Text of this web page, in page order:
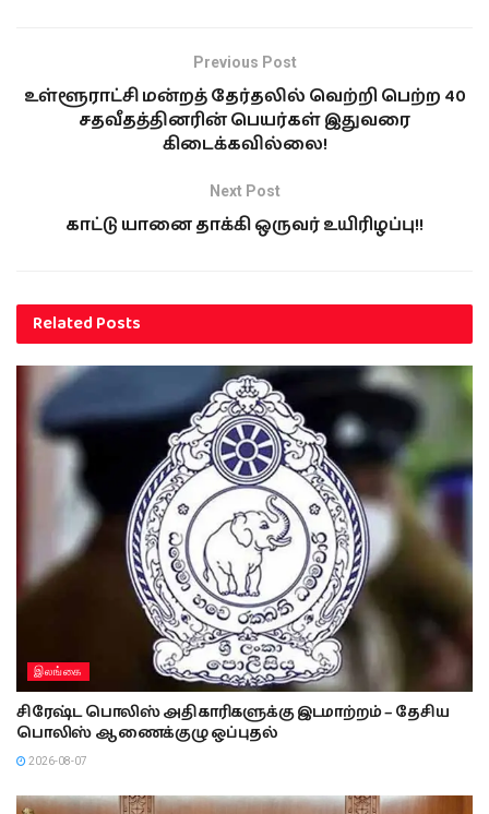
Previous Post
உள்ளூராட்சி மன்றத் தேர்தலில் வெற்றி பெற்ற 40
சதவீதத்தினரின் பெயர்கள் இதுவரை
கிடைக்கவில்லை!
Next Post
காட்டு யானை தாக்கி ஒருவர் உயிரிழப்பு!!
RelatedPosts
இலங்கை
சிரேஷ்ட பொலிஸ் அதிகாரிகளுக்கு இடமாற்றம் – தேசிய
பொலிஸ் ஆணைக்குழு ஒப்புதல்
2026-08-07